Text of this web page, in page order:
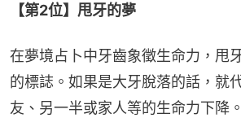
【第2位】甩牙的夢
在夢境占卜中牙齒象徵生命力，甩
的標誌。如果是大牙脫落的話，就
友、另一半或家人等的生命力下降